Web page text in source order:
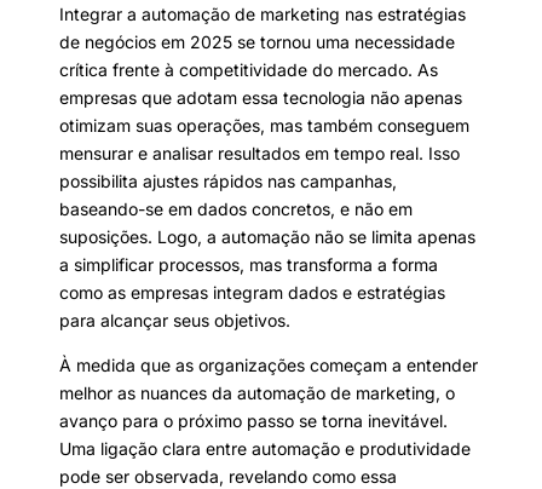
Integrar a automação de marketing nas estratégias
de negócios em 2025 se tornou uma necessidade
crítica frente à competitividade do mercado. As
empresas que adotam essa tecnologia não apenas
otimizam suas operações, mas também conseguem
mensurar e analisar resultados em tempo real. Isso
possibilita ajustes rápidos nas campanhas,
baseando-se em dados concretos, e não em
suposições. Logo, a automação não se limita apenas
a simplificar processos, mas transforma a forma
como as empresas integram dados e estratégias
para alcançar seus objetivos.
À medida que as organizações começam a entender
melhor as nuances da automação de marketing, o
avanço para o próximo passo se torna inevitável.
Uma ligação clara entre automação e produtividade
pode ser observada, revelando como essa